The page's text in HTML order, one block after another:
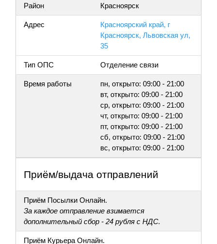
Район Красноярск
Адрес
Красноярский край, г
Красноярск, Львовская ул,
35
Тип ОПС Отделение связи
Время работы
пн, открыто: 09:00 - 21:00
вт, открыто: 09:00 - 21:00
ср, открыто: 09:00 - 21:00
чт, открыто: 09:00 - 21:00
пт, открыто: 09:00 - 21:00
сб, открыто: 09:00 - 21:00
вс, открыто: 09:00 - 21:00
Приём/выдача отправлений
Приём Посылки Онлайн.
За каждое отправление взимается
дополнительный сбор - 24 рубля с НДС.
Приём Курьера Онлайн.